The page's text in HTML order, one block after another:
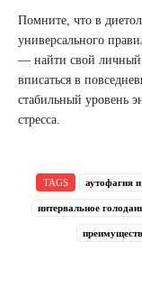
Помните, что в
универсального
— найти свой
вписаться в
стабильный уровень
стресса.
TAGS аутофагия
интервальное